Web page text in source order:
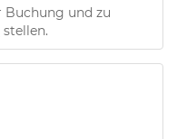
Buchung und zu
stellen.